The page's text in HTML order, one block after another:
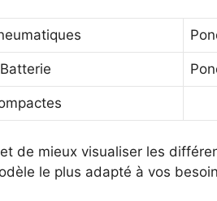
de mieux visualiser les
le plus adapté à vos